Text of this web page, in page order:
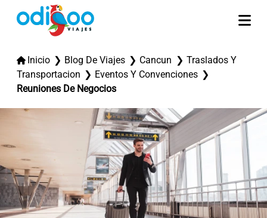
Inicio Blog De Viajes Cancun
Traslados Y
Transportacion
Eventos Y Convenciones
Reuniones De Negocios